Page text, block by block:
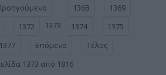
1368
1369
1372 1373 1374
1375
1377 Επόμενο
Τέλος
1373 από 1816